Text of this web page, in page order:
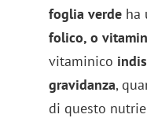
foglia verde ha
folico, o
vitaminico
gravidanza,
di questo